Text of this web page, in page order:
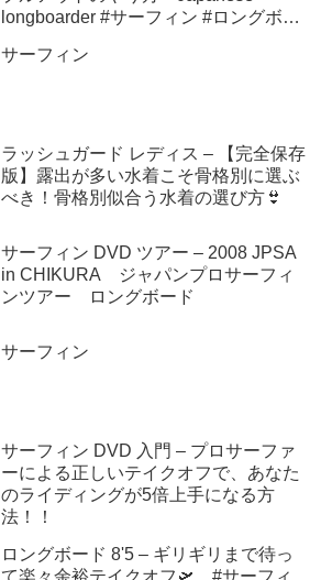
longboarder #サーフィン #ロングボー
サーフィン
ラッシュガード レディス – 【完全保存
版】露出が多い水着こそ骨格別に選ぶ
べき！骨格別似合う水着の選び方👙
サーフィン DVD ツアー – 2008 JPSA
in CHIKURA ジャパンプロサーフィ
ンツアー ロングボード
サーフィン
サーフィン DVD 入門 – プロサーファ
ーによる正しいテイクオフで、あなた
のライディングが5倍上手になる方
法！！
ロングボード 8'5 – ギリギリまで待っ